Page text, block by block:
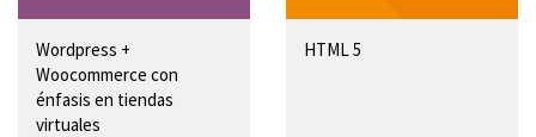
Wordpress +
Woocommerce con
énfasis en tiendas
virtuales
HTML 5